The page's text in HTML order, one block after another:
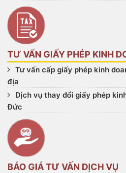
TƯ VẤN GIẤY PHÉP KINH
Tư vấn cấp giấy phép kinh
địa
Dịch vụ thay đổi giấy phép
Đức
BÁO GIÁ TƯ VẤN DỊCH VỤ